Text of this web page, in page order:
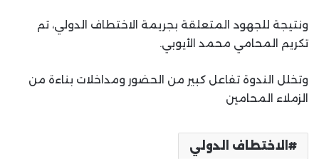
ونتيجة للجهود المتعلقة بجريمة الاختطاف الدولي، تم
تكريم المحامي محمد الأيوبي.
وتخلل الندوة تفاعل كبير من الحضور ومداخلات بناءة من
الزملاء المحامين
الاختطاف الدولي